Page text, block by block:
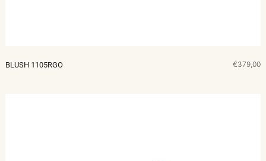
BLUSH 1105RGO €379,00